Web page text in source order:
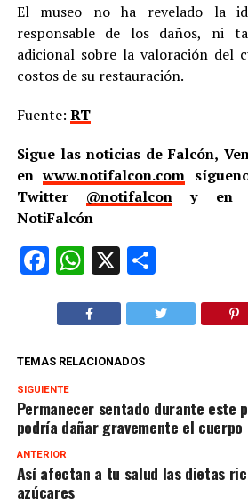
El museo no ha revelado la
responsable de los daños, ni
adicional sobre la valoración del
costos de su restauración.
Fuente: RT
Sigue las noticias de Falcón,
enwww.notifalcon.com
Twitter @notifalcon y en
NotiFalcón
Facebook
WhatsApp
X
TEMAS RELACIONADOS
SIGUIENTE
Permanecer sentado durante este
podría dañar gravemente el cuerpo
ANTERIOR
Así afectan a tu salud las dietas
azúcares